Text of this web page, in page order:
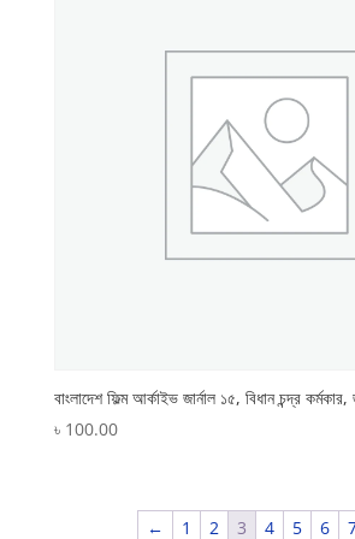
বাংলাদেশ ফিল্ম আর্কাইভ জার্নাল ১৫, বিধান চন্দ্র
৳ 100.00
← 1 2 3 4 5 6